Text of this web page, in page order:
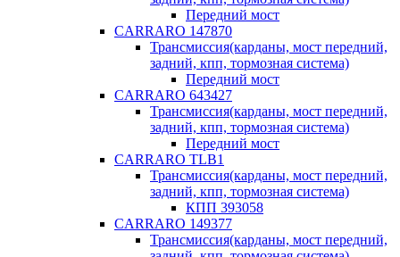
Передний мост
CARRARO 147870
Трансмиссия(карданы, мост передний,
задний, кпп, тормозная система)
Передний мост
CARRARO 643427
Трансмиссия(карданы, мост передний,
задний, кпп, тормозная система)
Передний мост
CARRARO TLB1
Трансмиссия(карданы, мост передний,
задний, кпп, тормозная система)
КПП 393058
CARRARO 149377
Трансмиссия(карданы, мост передний,